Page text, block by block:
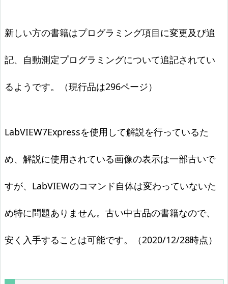
新しい方の書籍はプログラミング項目に変更及び追
記、自動測定プログラミングについて追記されてい
るようです。（現行品は296ページ）
LabVIEW7Expressを使用して解説を行っているた
め、解説に使用されている画像の表示は一部古いで
すが、LabVIEWのコマンド自体は変わっていないた
め特に問題ありません。古い中古品の書籍なので、
安く入手することは可能です。（2020/12/28時点）